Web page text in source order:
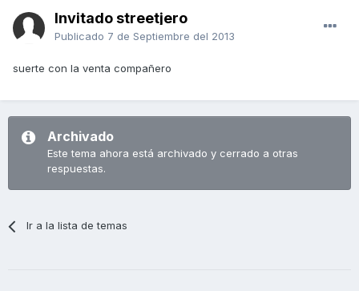
Invitado streetjero
Publicado 7 de Septiembre del 2013
suerte con la venta compañero
Archivado
Este tema ahora está archivado y cerrado a otras
respuestas.
Ir a la lista de temas